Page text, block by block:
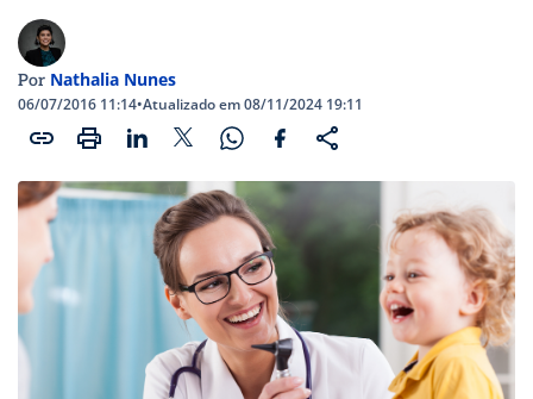
Por Nathalia Nunes
06/07/2016 11:14•Atualizado em 08/11/2024 19:11